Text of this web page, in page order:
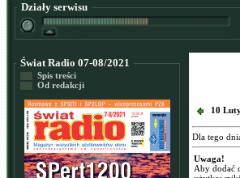
Działy serwisu
Świat Radio 07-08/2021
Spis treści
Od redakcji
10
Dla tego
Uwaga!
Aby dodać